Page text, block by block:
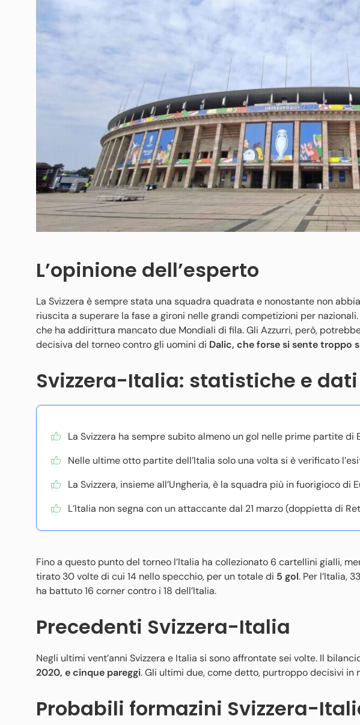
L’opinione dell’esperto
La Svizzera è sempre stata una squadra quadrata e nonostante non
riuscita a superare la fase a gironi nelle grandi competizioni per
che ha addirittura mancato due Mondiali di fila. Gli Azzurri, però,
decisiva del torneo contro gli uomini di Dalic, che forse si sente troppo
Svizzera-Italia: statistiche e
La Svizzera ha sempre subito almeno un gol nelle prime partite di
Nelle ultime otto partite dell’Italia solo una volta si è verificato
La Svizzera, insieme all’Ungheria, è la squadra più in fuorigioco di
L’Italia non segna con un attaccante dal 21 marzo (doppietta di
Fino a questo punto del torneo l’Italia ha collezionato 6 cartellini gialli,
tirato 30 volte di cui 14 nello specchio, per un totale di 5 gol. Per l’Italia,
ha battuto 16 corner contro i 18 dell’Italia.
Precedenti Svizzera-Italia
Negli ultimi vent’anni Svizzera e Italia si sono affrontate sei volte. Il
2020, e cinque pareggi. Gli ultimi due, come detto, purtroppo decisivi in
Probabili formazini Svizzera-